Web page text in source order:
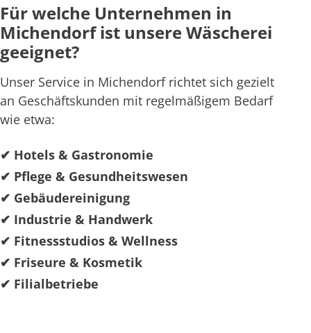
Für welche Unternehmen in
Michendorf ist unsere Wäscherei
geeignet?
Unser Service in Michendorf richtet sich gezielt
an Geschäftskunden mit regelmäßigem Bedarf
wie etwa:
✔ Hotels & Gastronomie
✔ Pflege & Gesundheitswesen
✔ Gebäudereinigung
✔ Industrie & Handwerk
✔ Fitnessstudios & Wellness
✔ Friseure & Kosmetik
✔ Filialbetriebe